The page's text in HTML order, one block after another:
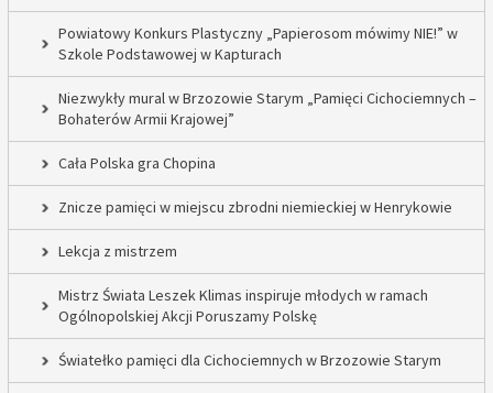
Powiatowy Konkurs Plastyczny „Papierosom mówimy NIE!” w
Szkole Podstawowej w Kapturach
Niezwykły mural w Brzozowie Starym „Pamięci Cichociemnych –
Bohaterów Armii Krajowej”
Cała Polska gra Chopina
Znicze pamięci w miejscu zbrodni niemieckiej w Henrykowie
Lekcja z mistrzem
Mistrz Świata Leszek Klimas inspiruje młodych w ramach
Ogólnopolskiej Akcji Poruszamy Polskę
Światełko pamięci dla Cichociemnych w Brzozowie Starym